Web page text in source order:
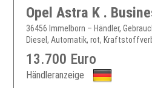
36456 Immelborn – Händler,
Diesel, Automatik, rot,
13.700 Euro
Händleranzeige